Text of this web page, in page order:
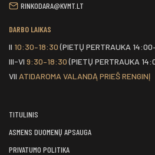
RINKODARA@KVMT.LT
DARBO LAIKAS
II 10:30–18:30(PIETŲ PERTRAUKA
III-VI 9:30–18:30(PIETŲ PERTRAUKA
VII ATIDAROMA VALANDĄ PRIEŠ RENGINĮ
TITULINIS
ASMENS DUOMENŲ APSAUGA
PRIVATUMO POLITIKA